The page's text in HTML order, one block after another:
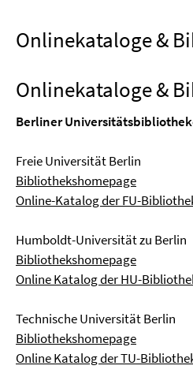
Onlinekataloge &
Onlinekataloge &
Berliner
Freie Universität Berlin
Bibliothekshomepage
Online-Katalog der FU-
Humboldt-Universität zu Berlin
Bibliothekshomepage
Online Katalog der HU-
Technische Universität Berlin
Bibliothekshomepage
Online Katalog der TU-